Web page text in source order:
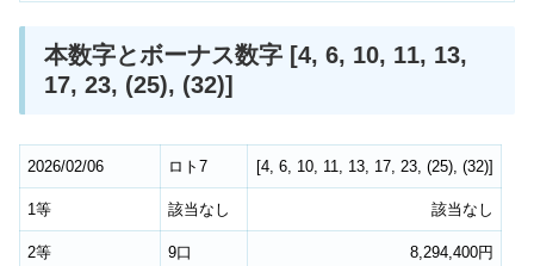
本数字とボーナス数字 [4, 6, 10, 11, 13,
17, 23, (25), (32)]
2026/02/06 ロト7 [4, 6, 10, 11, 13, 17, 23, (25), (32)]
1等 該当なし 該当なし
2等 9口 8,294,400円